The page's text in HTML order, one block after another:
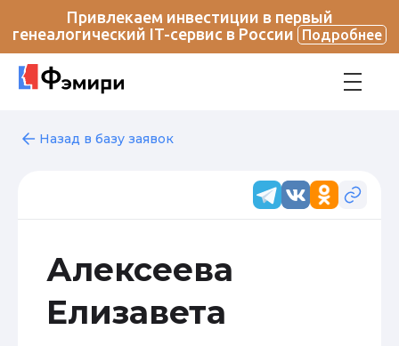
Привлекаем инвестиции в первый
генеалогический IT-сервис в России
Подробнее
Назад в базу заявок
Алексеева
Елизавета